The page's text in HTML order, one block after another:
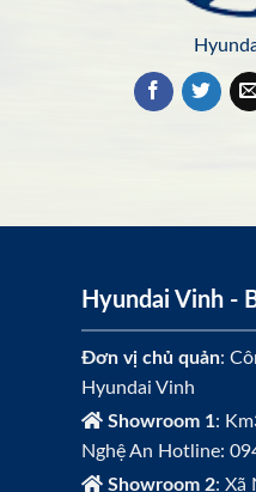
Hyundai Vinh -
Đơn vị chủ quản:
Hyundai Vinh
Showroom 1:
Nghệ An Hotline:
Showroom 2: Xã